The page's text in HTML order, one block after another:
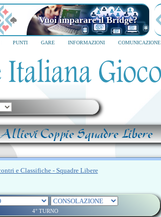
Vuoi imparare il Bridge?
SCRIVICI SUBITO
PUNTI GARE INFORMAZIONI COMUNICAZIONE
Coppie Squadre Libere
e Classifiche - Squadre Libere
4° TURNO